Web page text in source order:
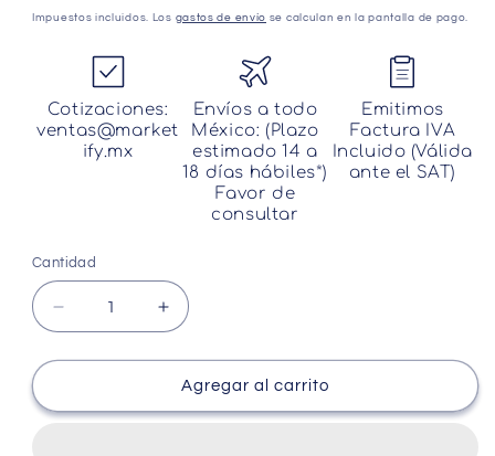
habitual
Impuestos incluidos. Los gastos de envío se calculan en la pantalla de pago.
Cotizaciones:
ventas@market
ify.mx
Envíos a todo
México: (Plazo
estimado 14 a
18 días hábiles*)
Favor de
consultar
Emitimos
Factura IVA
Incluido (Válida
ante el SAT)
Cantidad
Cantidad
Reducir
cantidad
para
De
Aumentar
cantidad
para
Detector
De
Agregar al carrito